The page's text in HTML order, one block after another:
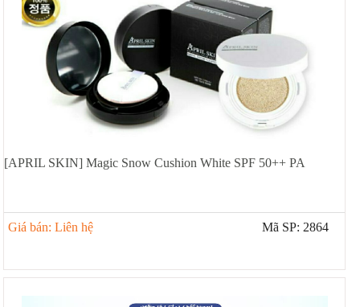
[APRIL SKIN] Magic Snow Cushion White SPF 50++ PA
Giá bán: Liên hệ Mã SP: 2864